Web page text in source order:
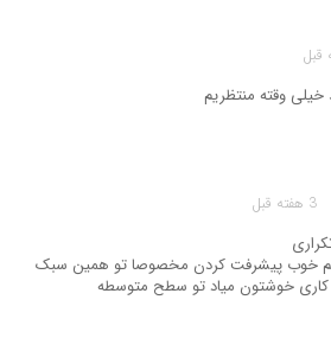
خیلی وقته منتظریم
3 هفته قبل
خوب پیشرفت کردن مخصوصا تو همین سبک
کاری خوشتون میاد تو سطح متوسطه